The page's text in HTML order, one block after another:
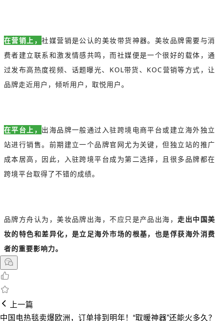
在营销上，社媒营销是公认的美妆带货神器。美妆品牌需要与消
费者建立联系和激发情感共鸣，而社媒便是一个很好的载体，通
过发布高热度视频、话题曝光、KOL带货、KOC营销等方式，让
品牌走近用户，倾听用户，取悦用户。
在平台上， 出海品牌一般通过入驻跨境电商平台或建立海外独立
站进行销售。前期建立一个品牌官网尤为关键，但独立站的推广
成本居高，因此，入驻跨境平台成为第二选择，且很多品牌都在
跨境平台取得了不错的成绩。
品牌方舟认为，美妆品牌出海，不应只是产品出海，走出中国美
妆的特色和差异化，是立足海外市场的根基，也是俘获海外消费
者的重要影响力。
上一篇
中国电热毯卖爆欧洲，订单排到明年！“取暖神器”还能火多久？